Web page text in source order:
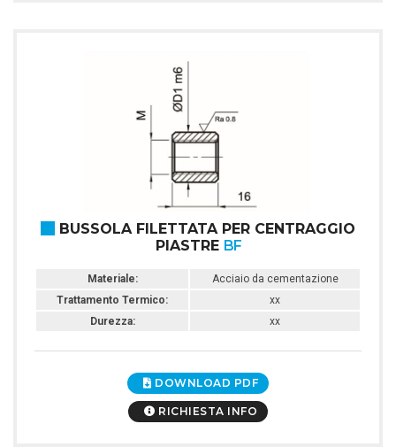
BUSSOLA FILETTATA PER CENTRAGGIO
PIASTRE BF
Materiale:
Acciaio da cementazione
Trattamento Termico:
xx
Durezza:
xx
DOWNLOAD PDF
RICHIESTA INFO